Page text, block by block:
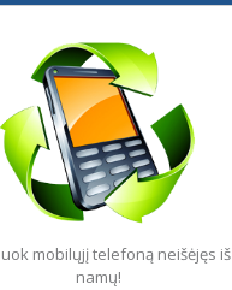
mobilųjį telefoną neišėjęs iš
namų!